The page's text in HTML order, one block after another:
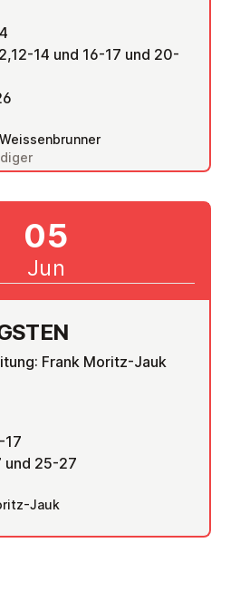
14 und 16-17 und 20-
Frank Moritz-Jauk
17
und 25-27
Jauk
05
Jun